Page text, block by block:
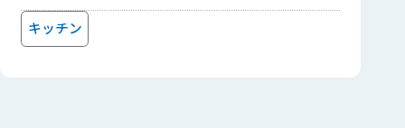
キッチン